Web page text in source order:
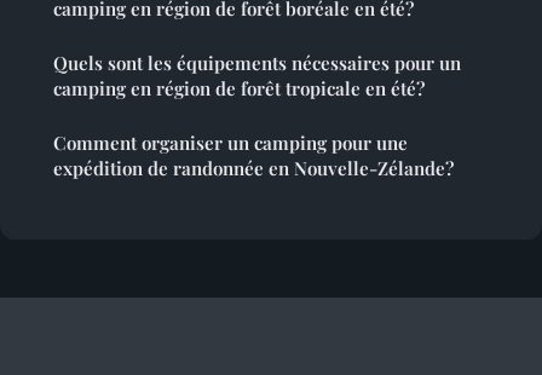
camping en région de forêt boréale en été?
Quels sont les équipements nécessaires pour un
camping en région de forêt tropicale en été?
Comment organiser un camping pour une
expédition de randonnée en Nouvelle-Zélande?